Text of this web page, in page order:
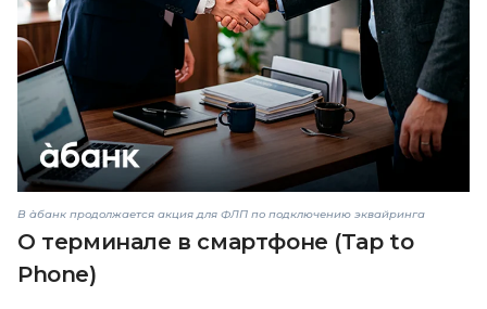
В àбанк продолжается акция для ФЛП по подключению эквайринга
О терминале в смартфоне (Tap to
Phone)